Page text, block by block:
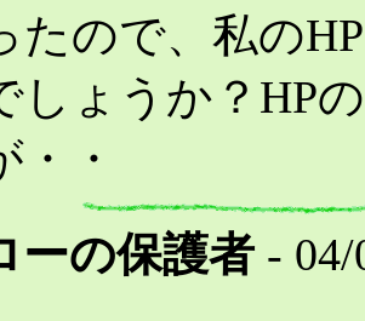
たので、私の
しょうか？HP
・
ーの保護者 - 04/